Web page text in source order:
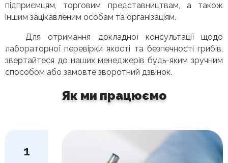
підприємцям, торговим представництвам, а також
іншим зацікавленим особам та організаціям.
Для отримання докладної консультації щодо
лабораторної перевірки якості та безпечності грибів,
звертайтеся до наших менеджерів будь-яким зручним
способом або замовте зворотний дзвінок.
Як ми працюємо
1